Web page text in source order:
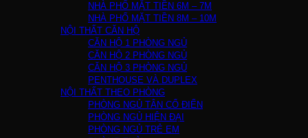
NHÀ PHỐ MẶT TIỀN 6M – 7M
NHÀ PHỐ MẶT TIỀN 8M – 10M
NỘI THẤT CĂN HỘ
CĂN HỘ 1 PHÒNG NGỦ
CĂN HỘ 2 PHÒNG NGỦ
CĂN HỘ 3 PHÒNG NGỦ
PENTHOUSE VÀ DUPLEX
NỘI THẤT THEO PHÒNG
PHÒNG NGỦ TÂN CỔ ĐIỂN
PHÒNG NGỦ HIỆN ĐẠI
PHÒNG NGỦ TRẺ EM